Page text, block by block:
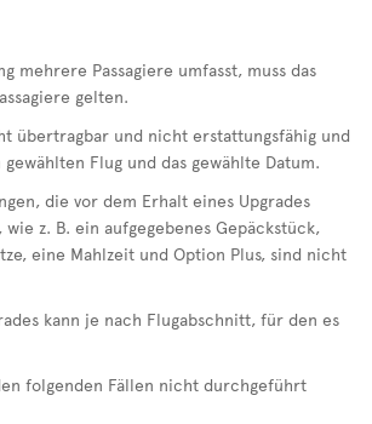
mehrere Passagiere umfasst, muss das
gelten.
übertragbar und nicht erstattungsfähig und
Flug und das gewählte Datum.
die vor dem Erhalt eines Upgrades
z. B. ein aufgegebenes Gepäckstück,
eine Mahlzeit und Option Plus, sind nicht
kann je nach Flugabschnitt, für den es
folgenden Fällen nicht durchgeführt